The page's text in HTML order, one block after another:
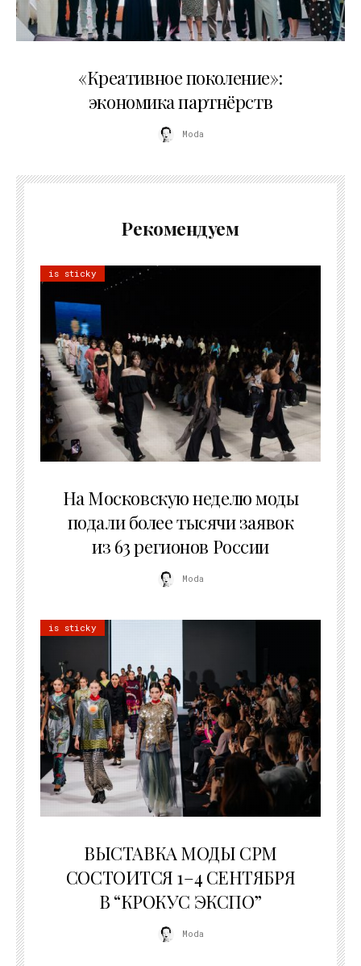
«Креативное поколение»:
экономика партнёрств
Moda
Рекомендуем
is sticky
На Московскую неделю моды
подали более тысячи заявок
из 63 регионов России
Moda
is sticky
ВЫСТАВКА МОДЫ CPM
СОСТОИТСЯ 1–4 СЕНТЯБРЯ
В “КРОКУС ЭКСПО”
Moda